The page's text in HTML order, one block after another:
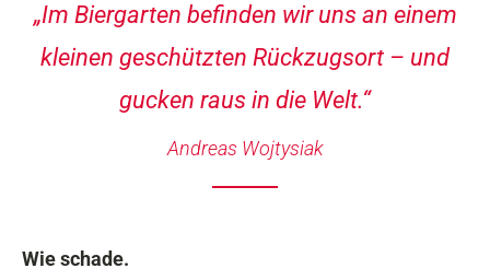
„Im Biergarten befinden wir uns an einem
kleinen geschützten Rückzugsort – und
gucken raus in die Welt.“
Andreas Wojtysiak
Wie schade.